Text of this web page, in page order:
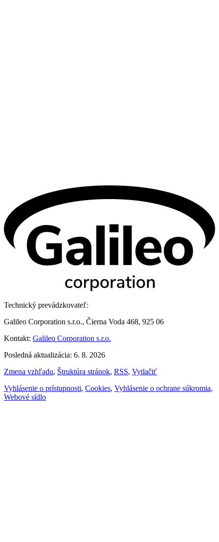
Technický prevádzkovateľ:
Galileo Corporation s.r.o., Čierna Voda 468, 925 06
Kontakt: Galileo Corporation s.r.o.
Posledná aktualizácia: 6. 8. 2026
Zmena vzhľadu, Štruktúra stránok, RSS, Vytlačiť
Vyhlásenie o prístupnosti, Cookies, Vyhlásenie o ochrane súkromia,
Webové sídlo